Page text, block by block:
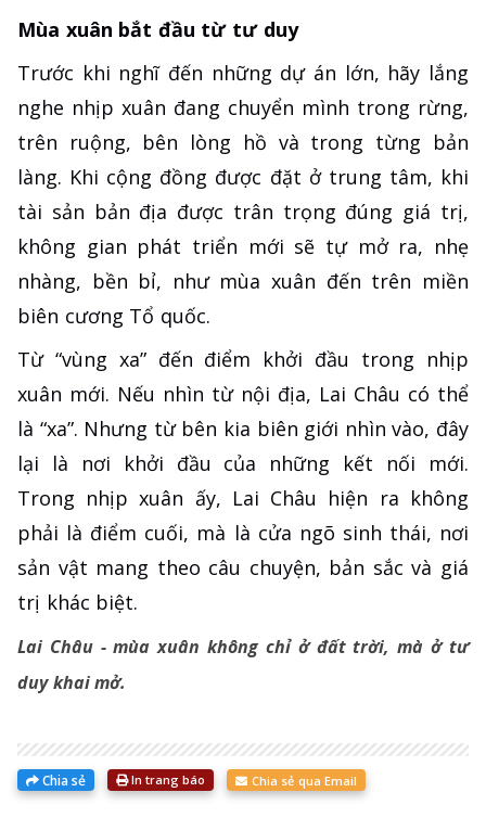
Mùa xuân bắt đầu từ tư duy
Trước khi nghĩ đến những dự án lớn, hãy lắng
nghe nhịp xuân đang chuyển mình trong rừng,
trên ruộng, bên lòng hồ và trong từng bản
làng. Khi cộng đồng được đặt ở trung tâm, khi
tài sản bản địa được trân trọng đúng giá trị,
không gian phát triển mới sẽ tự mở ra, nhẹ
nhàng, bền bỉ, như mùa xuân đến trên miền
biên cương Tổ quốc.
Từ “vùng xa” đến điểm khởi đầu trong nhịp
xuân mới. Nếu nhìn từ nội địa, Lai Châu có thể
là “xa”. Nhưng từ bên kia biên giới nhìn vào, đây
lại là nơi khởi đầu của những kết nối mới.
Trong nhịp xuân ấy, Lai Châu hiện ra không
phải là điểm cuối, mà là cửa ngõ sinh thái, nơi
sản vật mang theo câu chuyện, bản sắc và giá
trị khác biệt.
Lai Châu - mùa xuân không chỉ ở đất trời, mà ở tư
duy khai mở.
Chia sẻ In trang báo Chia sẻ qua Email